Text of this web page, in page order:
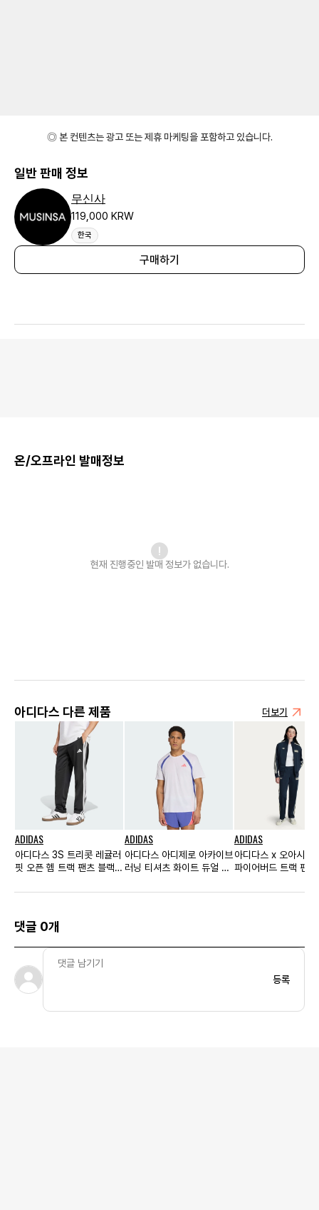
◎ 본 컨텐츠는 광고 또는 제휴 마케팅을 포함하고 있습니다.
일반 판매 정보
무신사
119,000 KRW
한국
구매하기
온/오프라인 발매정보
현재 진행중인 발매 정보가 없습니다.
아디다스 다른 제품 더보기
ADIDAS
아디다스 3S 트리콧 레귤러
핏 오픈 헴 트랙 팬츠 블랙 -
ADIDAS
아디다스 아디제로 아카이브
러닝 티셔츠 화이트 듀얼 인
ADIDAS
아디다스 x 오아시스
파이어버드 트랙 팬
댓글 0개
등록